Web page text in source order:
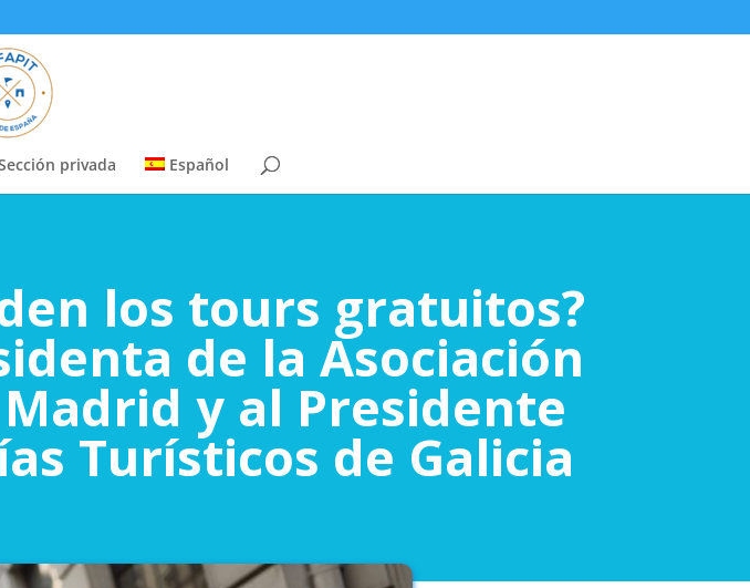
privada Español
los tours gratuitos?
de la Asociación
y al Presidente
Turísticos de Galicia